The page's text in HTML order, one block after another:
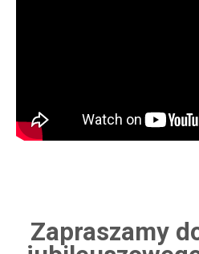
Zapraszamy